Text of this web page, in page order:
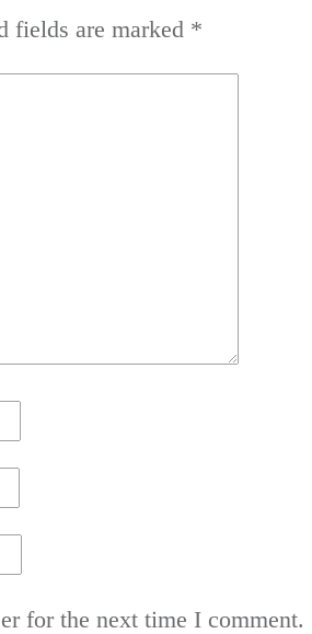
fields are marked *
for the next time I comment.